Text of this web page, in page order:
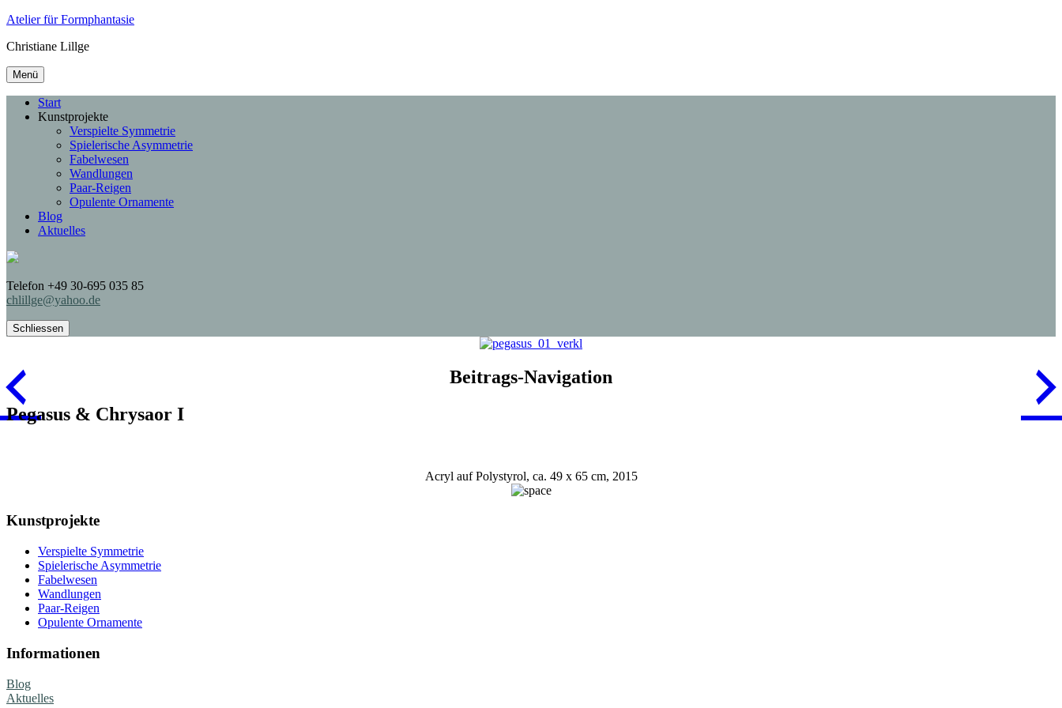
Atelier für Formphantasie
Christiane Lillge
Menü
Start
Kunstprojekte
Verspielte Symmetrie
Spielerische Asymmetrie
Fabelwesen
Wandlungen
Paar-Reigen
Opulente Ornamente
Blog
Aktuelles
Telefon +49 30-695 035 85
chlillge@yahoo.de
Schliessen
Beitrags-Navigation
Pegasus & Chrysaor I
Acryl auf Polystyrol, ca. 49 x 65 cm, 2015
Kunstprojekte
Verspielte Symmetrie
Spielerische Asymmetrie
Fabelwesen
Wandlungen
Paar-Reigen
Opulente Ornamente
Informationen
Blog
Aktuelles